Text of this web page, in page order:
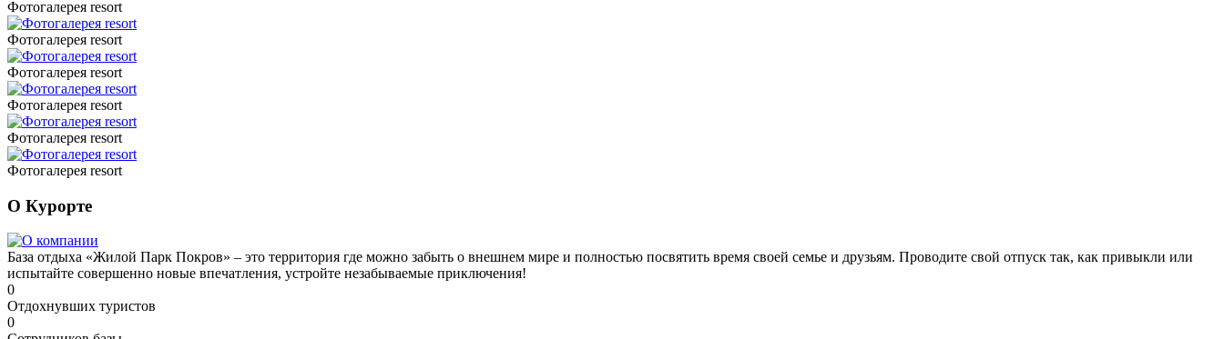
Фотогалерея resort
Фотогалерея resort
Фотогалерея resort
Фотогалерея resort
Фотогалерея resort
Фотогалерея resort
О Курорте
База отдыха «Жилой Парк Покров» – это территория где можно забыть о внешнем мире и полностью посвятить время своей семье и друзьям. Проводите свой отпуск так, как привыкли или
испытайте совершенно новые впечатления, устройте незабываемые приключения!
0
Отдохнувших туристов
0